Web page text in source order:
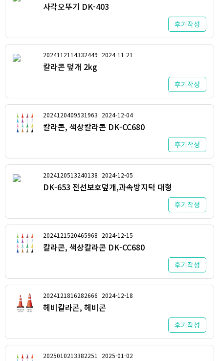
사각오뚜기 DK-403
후기작성
2024112114332449 2024-11-21
칼라콘 덮개 2kg
후기작성
2024120409531963 2024-12-04
칼라콘, 색상칼라콘 DK-CC680
후기작성
2024120513240138 2024-12-05
DK-653 전선보호덮개,과속방지턱 대형
후기작성
2024121520465968 2024-12-15
칼라콘, 색상칼라콘 DK-CC680
후기작성
2024121816282666 2024-12-18
헤비칼라콘, 헤비콘
후기작성
2025010213382251 2025-01-02